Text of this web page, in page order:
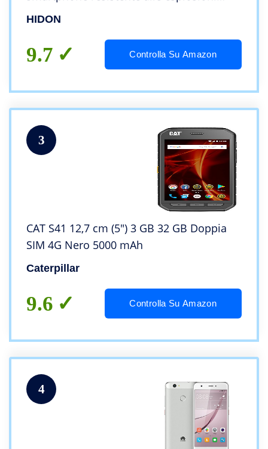
NFC+ PTT+ Fingerprint Smart Phone EX
HIDON
9.7 Controlla Su Amazon
3
CAT S41 12,7 cm (5″) 3 GB 32 GB Doppia
SIM 4G Nero 5000 mAh
Caterpillar
9.6 Controlla Su Amazon
4